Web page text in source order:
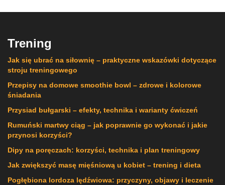
Trening
Jak się ubrać na siłownię – praktyczne wskazówki dotyczące
stroju treningowego
Przepisy na domowe smoothie bowl – zdrowe i kolorowe
śniadania
Przysiad bułgarski – efekty, technika i warianty ćwiczeń
Rumuński martwy ciąg – jak poprawnie go wykonać i jakie
przynosi korzyści?
Dipy na poręczach: korzyści, technika i plan treningowy
Jak zwiększyć masę mięśniową u kobiet – trening i dieta
Pogłębiona lordoza lędźwiowa: przyczyny, objawy i leczenie